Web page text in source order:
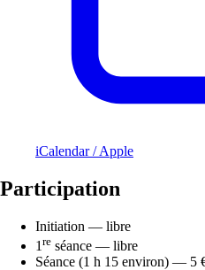
iCalendar / Apple
Participation
Initiation — libre
1 re séance — libre
Séance (1 h 15 environ) — 5